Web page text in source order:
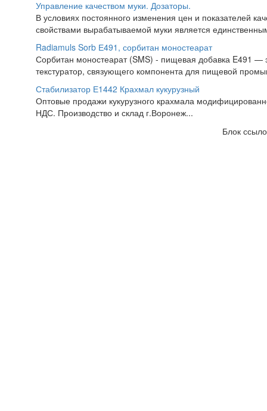
Управление качеством муки. Дозаторы.
В условиях постоянного изменения цен и показателей
свойствами вырабатываемой муки является
Radiamuls Sorb Е491, сорбитан моностеарат
Сорбитан моностеарат (SMS) - пищевая добавка E491 —
текстуратор, связующего компонента для пищевой
Стабилизатор Е1442 Крахмал кукурузный
Оптовые продажи кукурузного крахмала
НДС. Производство и склад г.Воронеж...
Блок